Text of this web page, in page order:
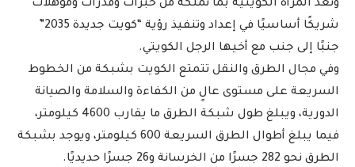
وتعد المرأة الكويتية بما تملكه من خبرات وقدرات ومؤهلات
شريكًا أساسيًا في إعداد وتنفيذ رؤية “كويت جديدة 2035”
جنبًا إلى جنب مع أخيها الرجل الكويتي.
وفي مجال الطرق والنقل تتمتع الكويت بشبكة من الخطوط
السريعة على مستوى عالٍ من الكفاءة والسلامة والصيانة
الدورية، ويبلغ طول شبكة الطرق ما يقارب 4600 كيلومتر،
فيما يبلغ أطوال الطرق السريعة 600 كيلومتر، ويوجد بشبكة
الطرق نحو 282 جسرًا من الخرسانة و26 جسرًا حديديًا.